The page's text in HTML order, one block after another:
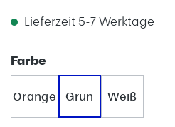
Lieferzeit 5-7 Werktage
Farbeauswählen
Orange Grün Weiß